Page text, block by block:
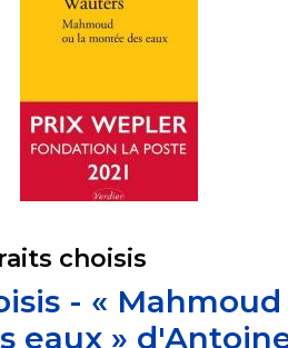
choisis
- «
eaux »